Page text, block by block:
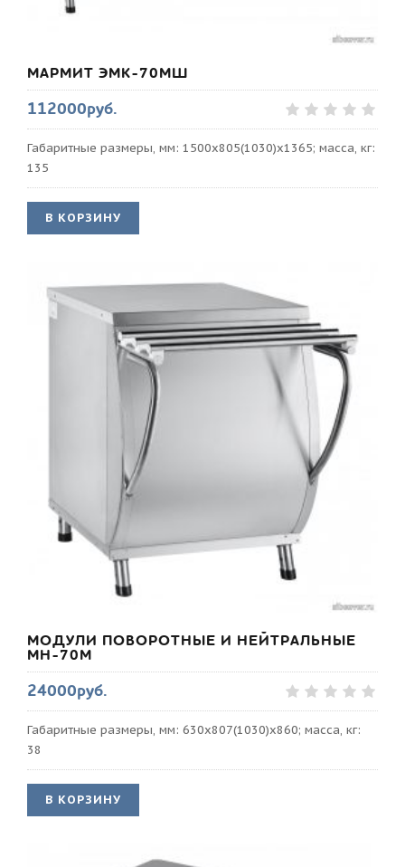
МАРМИТ ЭМК-70МШ
112000руб.
Габаритные размеры, мм: 1500x805(1030)x1365; масса, кг:
135
В КОРЗИНУ
МОДУЛИ ПОВОРОТНЫЕ И НЕЙТРАЛЬНЫЕ
МН-70М
24000руб.
Габаритные размеры, мм: 630х807(1030)х860; масса, кг:
38
В КОРЗИНУ